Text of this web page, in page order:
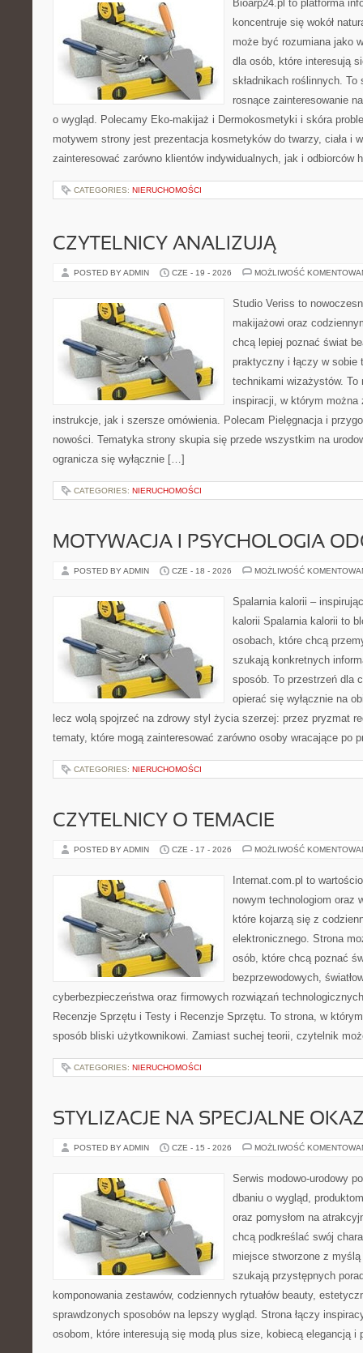
Bioarp24.pl to platforma
koncentruje się wokół
może być rozumiana jako
dla osób, które interesują
składnikach roślinnych.
rosnące zainteresowanie
o wygląd. Polecamy Eko-makijaż i Dermokosmetyki i skóra
motywem strony jest prezentacja kosmetyków do twarzy, ciała i
zainteresować zarówno klientów indywidualnych, jak i
CATEGORIES: NIERUCHOMOŚCI
CZYTELNICY ANALIZUJĄ
POSTED BY ADMIN CZE - 19 - 2026 MOŻLIWOŚĆ
Studio Veriss to
makijażowi oraz
chcą lepiej poznać świat
praktyczny i łączy w sobie
technikami wizażystów. To
inspiracji, w którym można
instrukcje, jak i szersze omówienia. Polecam Pielęgnacja i
nowości. Tematyka strony skupia się przede wszystkim na
ogranicza się wyłącznie […]
CATEGORIES: NIERUCHOMOŚCI
MOTYWACJA I PSYCHOLOGIA
POSTED BY ADMIN CZE - 18 - 2026 MOŻLIWOŚĆ
Spalarnia kalorii –
kalorii Spalarnia kalorii to
osobach, które chcą
szukają konkretnych
sposób. To przestrzeń dla
opierać się wyłącznie na
lecz wolą spojrzeć na zdrowy styl życia szerzej: przez pryzmat
tematy, które mogą zainteresować zarówno osoby wracające po
CATEGORIES: NIERUCHOMOŚCI
CZYTELNICY O TEMACIE
POSTED BY ADMIN CZE - 17 - 2026 MOŻLIWOŚĆ
Internat.com.pl to
nowym technologiom oraz
które kojarzą się z
elektronicznego. Strona
osób, które chcą poznać
bezprzewodowych,
cyberbezpieczeństwa oraz firmowych rozwiązań
Recenzje Sprzętu i Testy i Recenzje Sprzętu. To strona, w
sposób bliski użytkownikowi. Zamiast suchej teorii, czytelnik
CATEGORIES: NIERUCHOMOŚCI
STYLIZACJE NA SPECJALNE
POSTED BY ADMIN CZE - 15 - 2026 MOŻLIWOŚĆ
Serwis modowo-urodowy
dbaniu o wygląd,
oraz pomysłom na
chcą podkreślać swój
miejsce stworzone z
szukają przystępnych
komponowania zestawów, codziennych rytuałów beauty,
sprawdzonych sposobów na lepszy wygląd. Strona łączy
osobom, które interesują się modą plus size, kobiecą elegancją